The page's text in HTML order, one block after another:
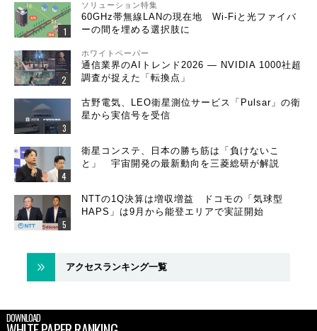
ソリューション特集
60GHz帯無線LANの現在地 Wi-Fiと光ファイバ
ーの間を埋める選択肢に
ホワイトペーパー
通信業界のAIトレンド2026 ― NVIDIA 1000社超
調査が捉えた「転換点」
古野電気、LEO衛星測位サービス「Pulsar」の衛
星から実信号を受信
衛星コンステ、日本の勝ち筋は「負けないこ
と」 宇宙開発の最新動向を三菱総研が解説
NTTの1Q決算は増収増益 ドコモの「気球型
HAPS」は9月から能登エリアで実証開始
アクセスランキング一覧
DOWNLOAD